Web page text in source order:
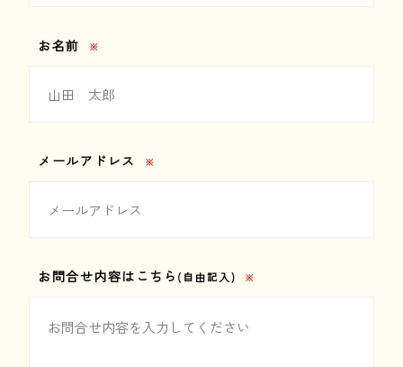
お名前 ※
メールアドレス ※
お問合せ内容はこちら (自由記入) ※